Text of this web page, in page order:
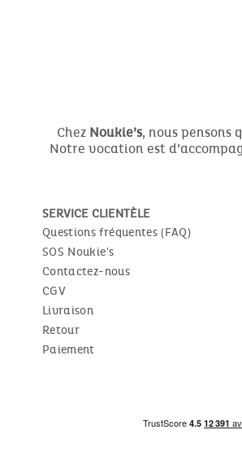
Chez Noukie’s, nous pensons
Notre vocation est
SERVICE CLIENTÈLE
Questions fréquentes (FAQ)
SOS Noukie's
Contactez-nous
CGV
Livraison
Retour
Paiement